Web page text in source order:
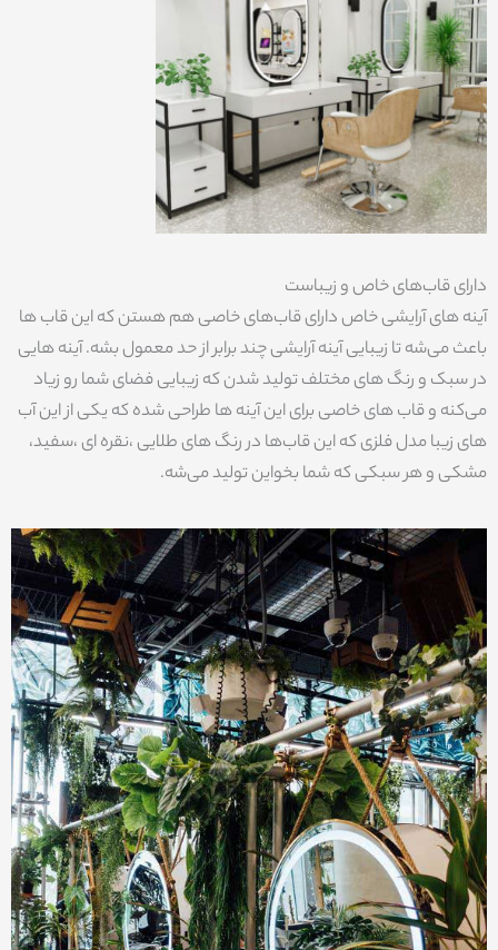
دارای قاب‌های خاص و زیباست
آینه های آرایشی خاص دارای قاب‌های خاصی هم هستن که این قاب ها
باعث می‌شه تا زیبایی آینه آرایشی چند برابر از حد معمول بشه. آینه هایی
در سبک و رنگ های مختلف تولید شدن که زیبایی فضای شما رو زیاد
می‌کنه و قاب های خاصی برای این آینه ها طراحی شده که یکی از این آب
های زیبا مدل فلزی که این قاب‌ها در رنگ های طلایی ،نقره ای ،سفید،
مشکی و هر سبکی که شما بخواین تولید می‌شه.